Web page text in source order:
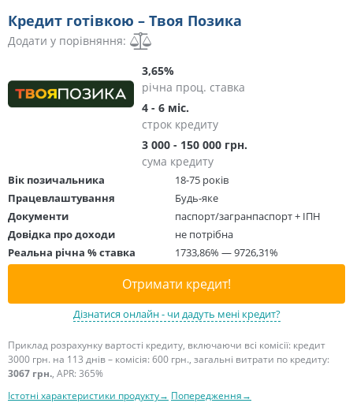
Кредит готівкою – Твоя Позика
Додати у порівняння:
3,65%
річна проц. ставка
4 - 6 міс.
строк кредиту
3 000 - 150 000 грн.
сума кредиту
Вік позичальника
18-75 років
Працевлаштування
Будь-яке
Документи
паспорт/загранпаспорт + ІПН
Довідка про доходи
не потрібна
Реальна річна % ставка
1733,86% — 9726,31%
Отримати кредит!
Дізнатися онлайн - чи дадуть мені кредит?
Приклад розрахунку вартості кредиту, включаючи всі комісії: кредит
3000 грн. на 113 днів – комісія: 600 грн., загальні витрати по кредиту:
3067 грн., APR: 365%
Істотні характеристики продукту→ Попередження→